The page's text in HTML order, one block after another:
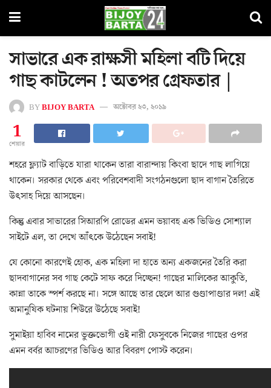
সাভারে এক রাক্ষসী মহিলা বটি দিয়ে
গাছ কাটলেন ! অতপর গ্রেফতার |
BYBIJOY BARTA অক্টোবর ২৩, ২০১৯
1
শেয়ার
শহরে ফ্ল্যাট বাড়িতে যারা থাকেন তারা বারান্দায় কিংবা ছাদে গাছ লাগিয়ে
থাকেন। সরকার থেকে এবং পরিবেশবাদী সংগঠনগুলো ছাদ বাগান তৈরিতে
উৎসাহ দিয়ে আসছেন।
কিন্তু এবার সাভারের সিআরপি রোডের এমন ভয়াবহ এক ভিডিও সোশ্যাল
সাইটে এল, তা দেখে আঁৎকে উঠেছেন সবাই!
যে কোনো কারণেই হোক, এক মহিলা দা হাতে অন্য একজনের তৈরি করা
ছাদবাগানের সব গাছ কেটে সাফ করে দিচ্ছেন! গাছের মালিকের আকুতি,
কান্না তাকে স্পর্শ করছে না। সঙ্গে আছে তার ছেলে আর গুণ্ডাপাণ্ডার দল! এই
অমানুষিক ঘটনায় শিউরে উঠেছে সবাই!
সুমাইয়া হাবিব নামের ভুক্তভোগী ওই নারী ফেসুবকে নিজের গাছের ওপর
এমন বর্বর আচরণের ভিডিও আর বিবরণ পোস্ট করেন।